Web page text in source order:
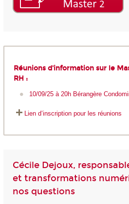
Réunions d'information sur le
RH :
10/09/25 à 20h Bérangère
Lien d’inscription pour les réunions
Cécile Dejoux,
et transformations
nos questions